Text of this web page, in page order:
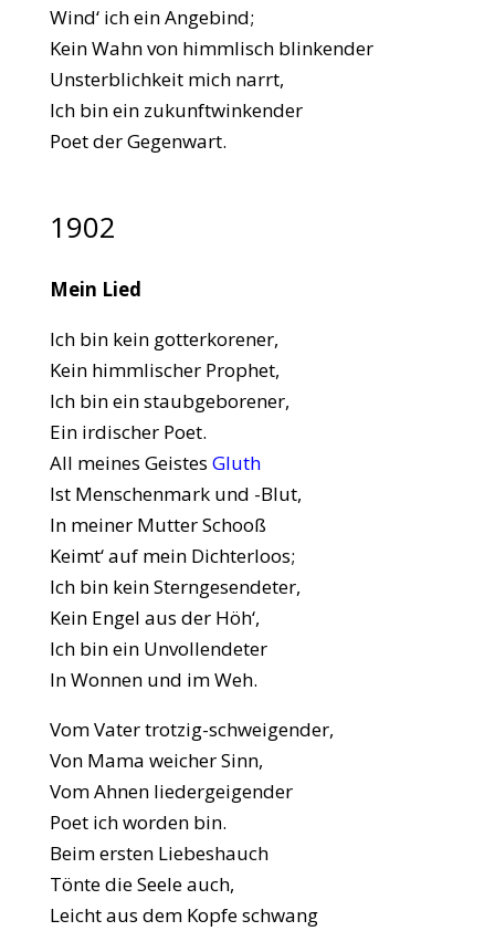
Wind‘ ich ein Angebind;
Kein Wahn von himmlisch blinkender
Unsterblichkeit mich narrt,
Ich bin ein zukunftwinkender
Poet der Gegenwart.
1902
Mein Lied
Ich bin kein gotterkorener,
Kein himmlischer Prophet,
Ich bin ein staubgeborener,
Ein irdischer Poet.
All meines Geistes Gluth
Ist Menschenmark und -Blut,
In meiner Mutter Schooß
Keimt‘ auf mein Dichterloos;
Ich bin kein Sterngesendeter,
Kein Engel aus der Höh‘,
Ich bin ein Unvollendeter
In Wonnen und im Weh.
Vom Vater trotzig-schweigender,
Von Mama weicher Sinn,
Vom Ahnen liedergeigender
Poet ich worden bin.
Beim ersten Liebeshauch
Tönte die Seele auch,
Leicht aus dem Kopfe schwang